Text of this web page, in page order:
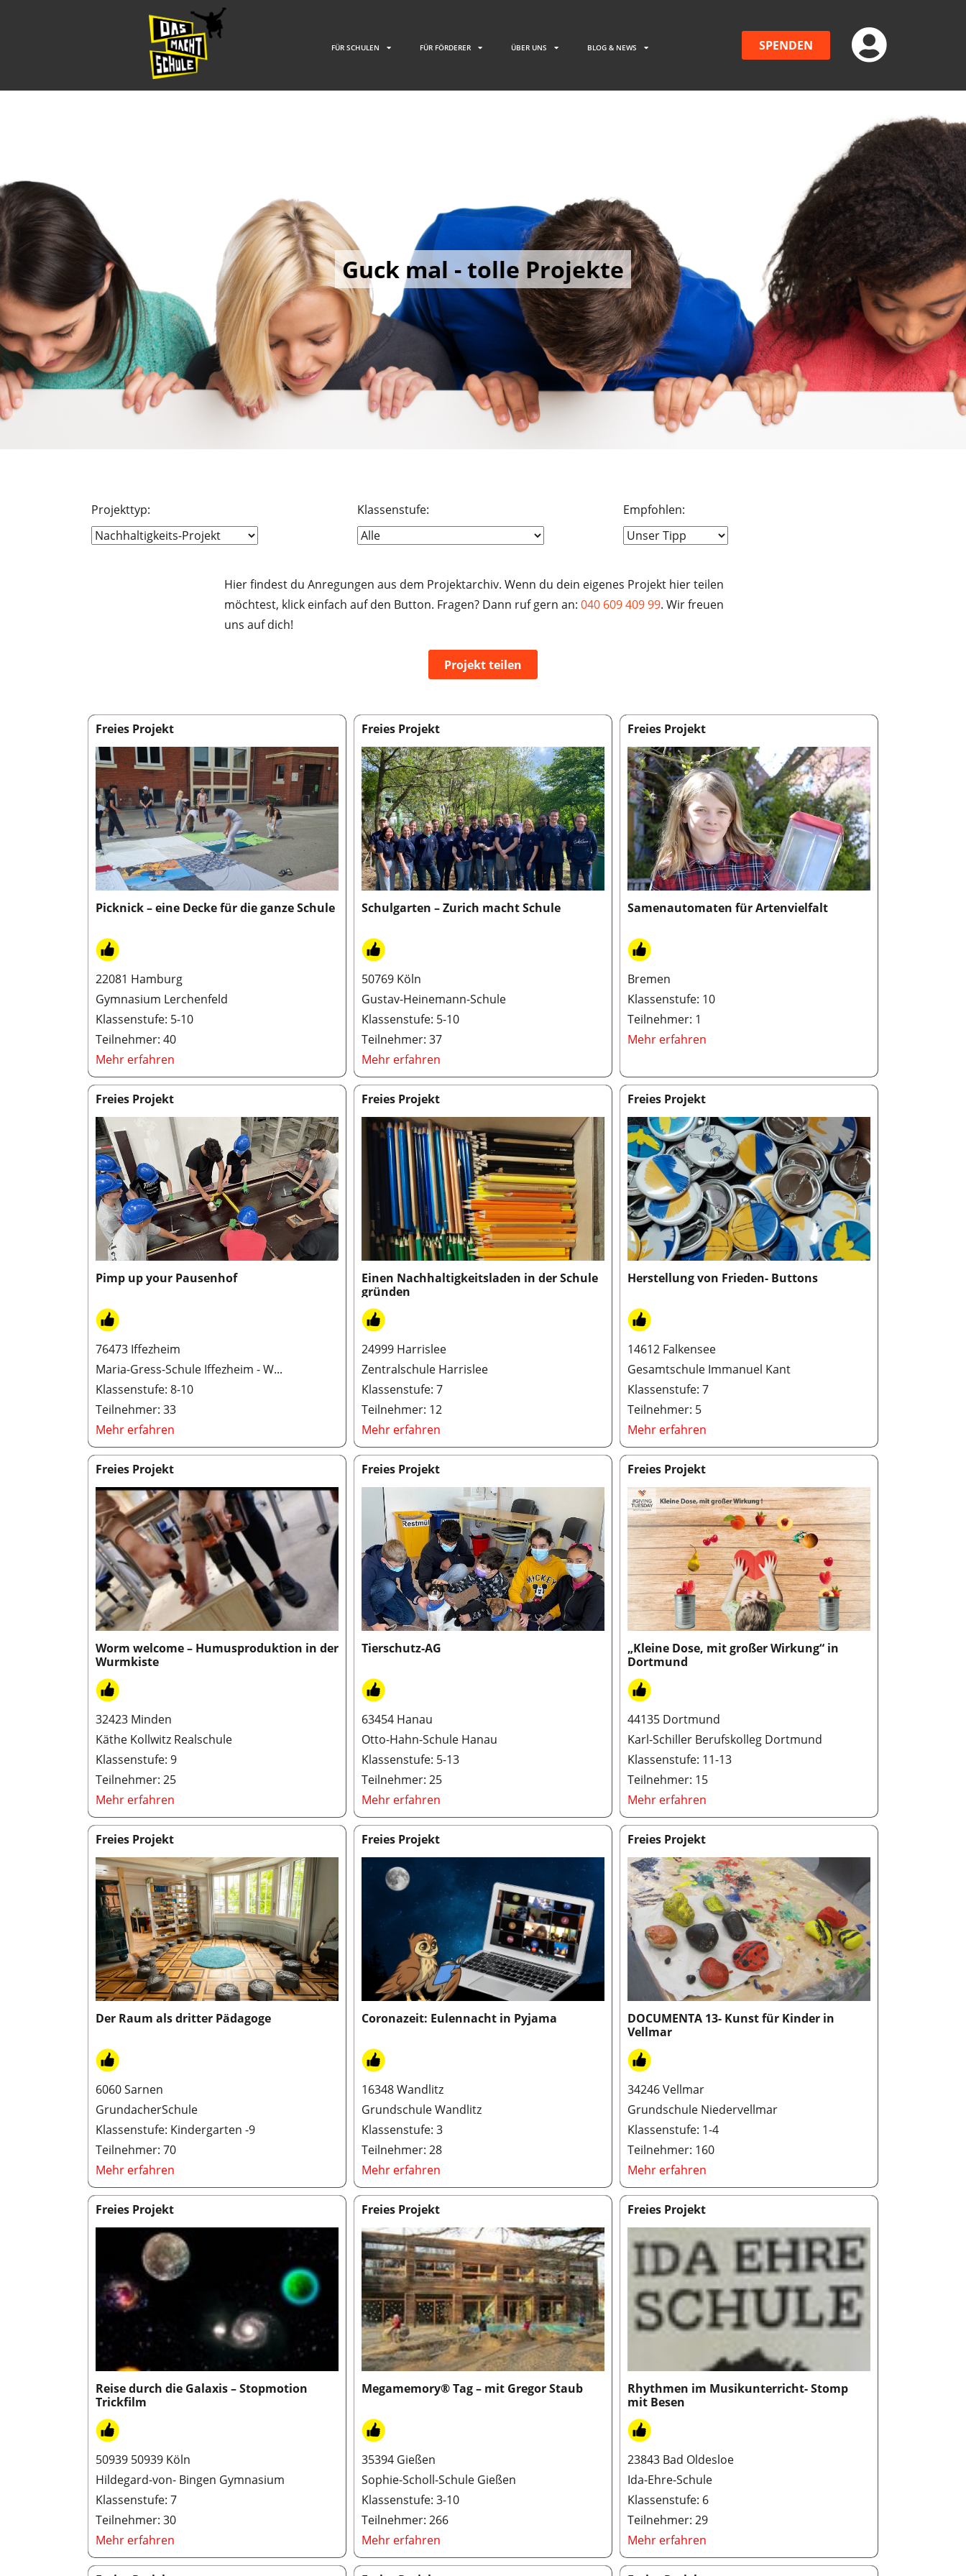
FÜR SCHULEN FÜR FÖRDERER ÜBER UNS BLOG & NEWS SPENDEN
Guck mal - tolle Projekte
Projekttyp: Klassenstufe: Empfohlen:
Hier findest du Anregungen aus dem Projektarchiv. Wenn du dein eigenes Projekt hier teilen
möchtest, klick einfach auf den Button. Fragen? Dann ruf gern an: 040 609 409 99. Wir freuen
uns auf dich!
Projekt teilen
Freies Projekt
Picknick – eine Decke für die ganze Schule
22081 Hamburg
Gymnasium Lerchenfeld
Klassenstufe: 5-10
Teilnehmer: 40
Mehr erfahren
Freies Projekt
Schulgarten – Zurich macht Schule
50769 Köln
Gustav-Heinemann-Schule
Klassenstufe: 5-10
Teilnehmer: 37
Mehr erfahren
Freies Projekt
Samenautomaten für Artenvielfalt
Bremen
Klassenstufe: 10
Teilnehmer: 1
Mehr erfahren
Freies Projekt
Pimp up your Pausenhof
76473 Iffezheim
Maria-Gress-Schule Iffezheim - W...
Klassenstufe: 8-10
Teilnehmer: 33
Mehr erfahren
Freies Projekt
Einen Nachhaltigkeitsladen in der Schule
gründen
24999 Harrislee
Zentralschule Harrislee
Klassenstufe: 7
Teilnehmer: 12
Mehr erfahren
Freies Projekt
Herstellung von Frieden- Buttons
14612 Falkensee
Gesamtschule Immanuel Kant
Klassenstufe: 7
Teilnehmer: 5
Mehr erfahren
Freies Projekt
Worm welcome – Humusproduktion in der
Wurmkiste
32423 Minden
Käthe Kollwitz Realschule
Klassenstufe: 9
Teilnehmer: 25
Mehr erfahren
Freies Projekt
Tierschutz-AG
63454 Hanau
Otto-Hahn-Schule Hanau
Klassenstufe: 5-13
Teilnehmer: 25
Mehr erfahren
Freies Projekt
„Kleine Dose, mit großer Wirkung“ in
Dortmund
44135 Dortmund
Karl-Schiller Berufskolleg Dortmund
Klassenstufe: 11-13
Teilnehmer: 15
Mehr erfahren
Freies Projekt
Der Raum als dritter Pädagoge
6060 Sarnen
GrundacherSchule
Klassenstufe: Kindergarten -9
Teilnehmer: 70
Mehr erfahren
Freies Projekt
Coronazeit: Eulennacht in Pyjama
16348 Wandlitz
Grundschule Wandlitz
Klassenstufe: 3
Teilnehmer: 28
Mehr erfahren
Freies Projekt
DOCUMENTA 13- Kunst für Kinder in
Vellmar
34246 Vellmar
Grundschule Niedervellmar
Klassenstufe: 1-4
Teilnehmer: 160
Mehr erfahren
Freies Projekt
Reise durch die Galaxis – Stopmotion
Trickfilm
50939 50939 Köln
Hildegard-von- Bingen Gymnasium
Klassenstufe: 7
Teilnehmer: 30
Mehr erfahren
Freies Projekt
Megamemory® Tag – mit Gregor Staub
35394 Gießen
Sophie-Scholl-Schule Gießen
Klassenstufe: 3-10
Teilnehmer: 266
Mehr erfahren
Freies Projekt
Rhythmen im Musikunterricht- Stomp
mit Besen
23843 Bad Oldesloe
Ida-Ehre-Schule
Klassenstufe: 6
Teilnehmer: 29
Mehr erfahren